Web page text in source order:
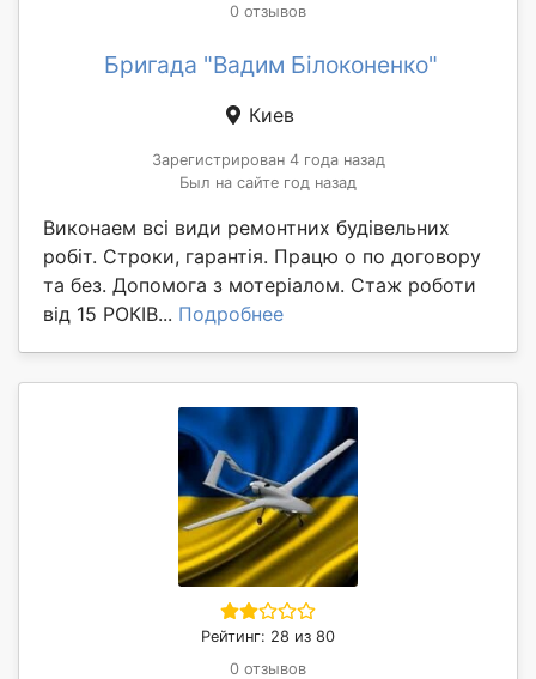
0 отзывов
Бригада "Вадим Білоконенко"
Киев
Зарегистрирован 4 года назад
Был на сайте год назад
Виконаем всі види ремонтних будівельних
робіт. Строки, гарантія. Працю о по договору
та без. Допомога з мотеріалом. Стаж роботи
від 15 РОКІВ... Подробнее
Рейтинг: 28 из 80
0 отзывов